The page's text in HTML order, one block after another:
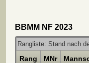
BBMM NF 2023
Rangliste: Stand nach
Rang MNr